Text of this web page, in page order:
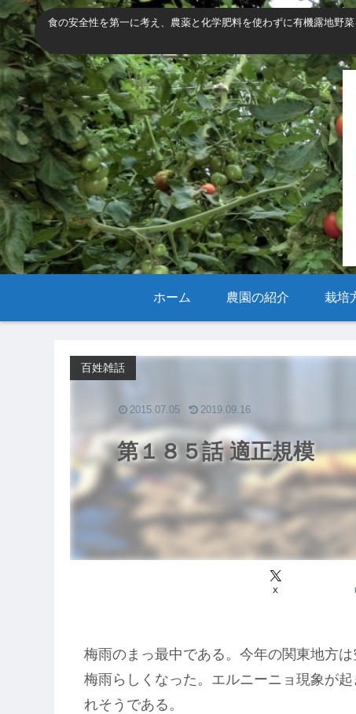
食の安全性を第一に考え、農薬と化学肥料を使わずに有機露地野
ホーム 農園の紹介 栽培
第１８５話 適正規模
百姓雑話
X
2015.07.05 2019.09.16
梅雨のまっ最中である。今年の関東地方
梅雨らしくなった。エルニーニョ現象が
れそうである。